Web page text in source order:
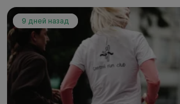
9 дней назад